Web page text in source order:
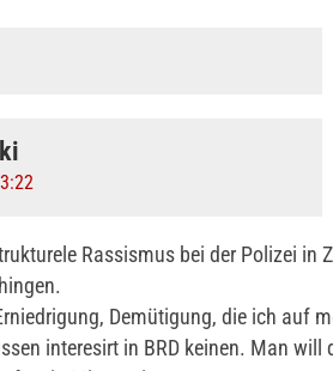
Rassismus bei der Polizei in
Demütigung, die ich auf
interesirt in BRD keinen. Man will